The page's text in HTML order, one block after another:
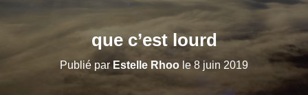
que c’est lourd
Publié par Estelle Rhoo le8 juin 2019